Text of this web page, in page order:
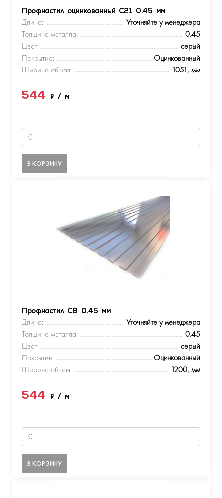
Профнастил оцинкованный С21 0.45 мм
Длина:
Уточняйте у менеджера
Толщина металла:
0.45
Цвет:
серый
Покрытие:
Оцинкованный
Ширина общая:
1051, мм
544 ₽ / м
В КОРЗИНУ
Профнастил С8 0.45 мм
Длина:
Уточняйте у менеджера
Толщина металла:
0.45
Цвет:
серый
Покрытие:
Оцинкованный
Ширина общая:
1200, мм
544 ₽ / м
В КОРЗИНУ